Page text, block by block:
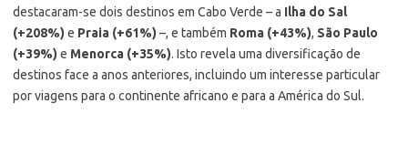
destacaram-se dois destinos em Cabo Verde – a Ilha do Sal
(+208%) e Praia (+61%) –, e também Roma (+43%), São Paulo
(+39%) e Menorca (+35%). Isto revela uma diversificação de
destinos face a anos anteriores, incluindo um interesse particular
por viagens para o continente africano e para a América do Sul.